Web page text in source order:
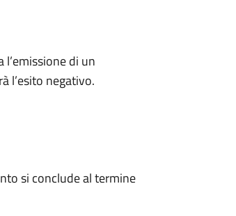
di un
l’esito negativo.
si conclude al termine